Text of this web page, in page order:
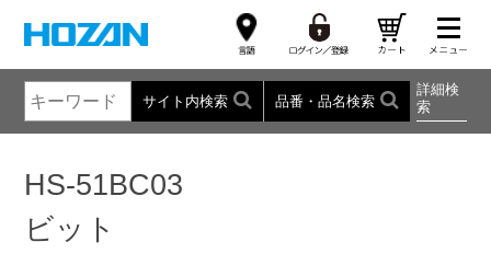
サイト内検索 品番・品名検索
詳細検
索
HS-51BC03
ビット